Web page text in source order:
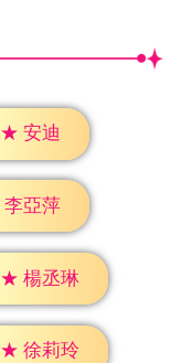
★ 安迪
李亞萍
★ 楊丞琳
★ 徐莉玲